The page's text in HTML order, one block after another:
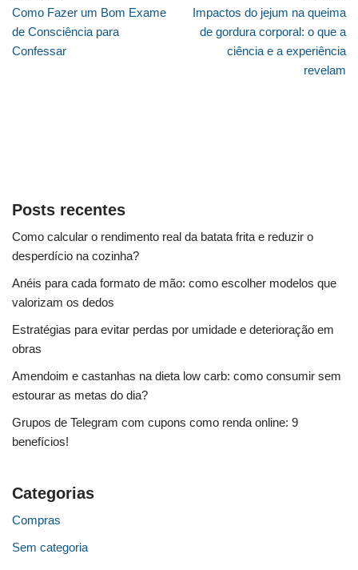
Como Fazer um Bom Exame
de Consciência para
Confessar
Impactos do jejum na queima
de gordura corporal: o que a
ciência e a experiência
revelam
Posts recentes
Como calcular o rendimento real da batata frita e reduzir o
desperdício na cozinha?
Anéis para cada formato de mão: como escolher modelos que
valorizam os dedos
Estratégias para evitar perdas por umidade e deterioração em
obras
Amendoim e castanhas na dieta low carb: como consumir sem
estourar as metas do dia?
Grupos de Telegram com cupons como renda online: 9
benefícios!
Categorias
Compras
Sem categoria